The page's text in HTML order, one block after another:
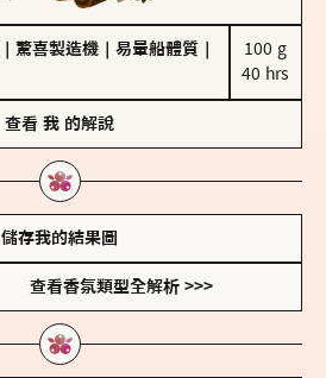
驚喜製造機 易暈船體質
100 g
40 hrs
查看 我 的解說
儲存我的結果圖
查看香氛類型全解析 >>>